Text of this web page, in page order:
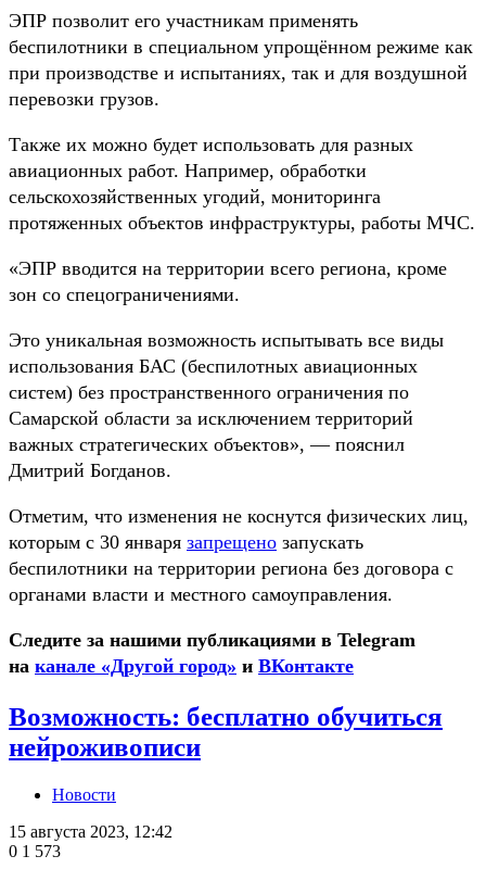
ЭПР позволит его участникам применять
беспилотники в специальном упрощённом режиме как
при производстве и испытаниях, так и для воздушной
перевозки грузов.
Также их можно будет использовать для разных
авиационных работ. Например, обработки
сельскохозяйственных угодий, мониторинга
протяженных объектов инфраструктуры, работы МЧС.
«ЭПР вводится на территории всего региона, кроме
зон со спецограничениями.
Это уникальная возможность испытывать все виды
использования БАС (беспилотных авиационных
систем) без пространственного ограничения по
Самарской области за исключением территорий
важных стратегических объектов», — пояснил
Дмитрий Богданов.
Отметим, что изменения не коснутся физических лиц,
которым с 30 января запрещено запускать
беспилотники на территории региона без договора с
органами власти и местного самоуправления.
Следите за нашими публикациями в Telegram
на канале «Другой город» и ВКонтакте
Возможность: бесплатно обучиться
нейроживописи
Новости
15 августа 2023, 12:42
0 1 573